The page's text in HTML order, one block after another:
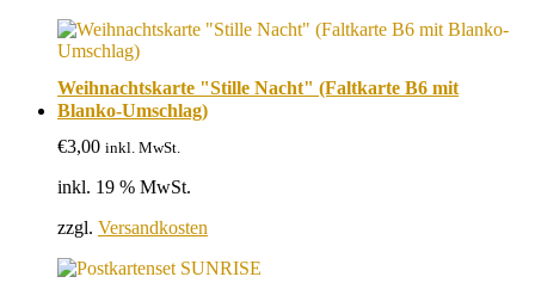
Weihnachtskarte "Stille Nacht" (Faltkarte B6 mit
Blanko-Umschlag)
€3,00 inkl. MwSt.
inkl. 19 % MwSt.
zzgl. Versandkosten